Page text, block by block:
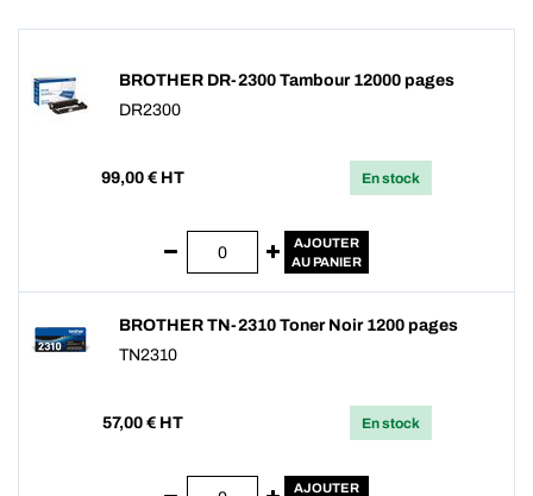
BROTHER DR-2300 Tambour 12000 pages
DR2300
99,00 € HT En stock
AJOUTER
AU PANIER
BROTHER TN-2310 Toner Noir 1200 pages
TN2310
57,00 € HT En stock
AJOUTER